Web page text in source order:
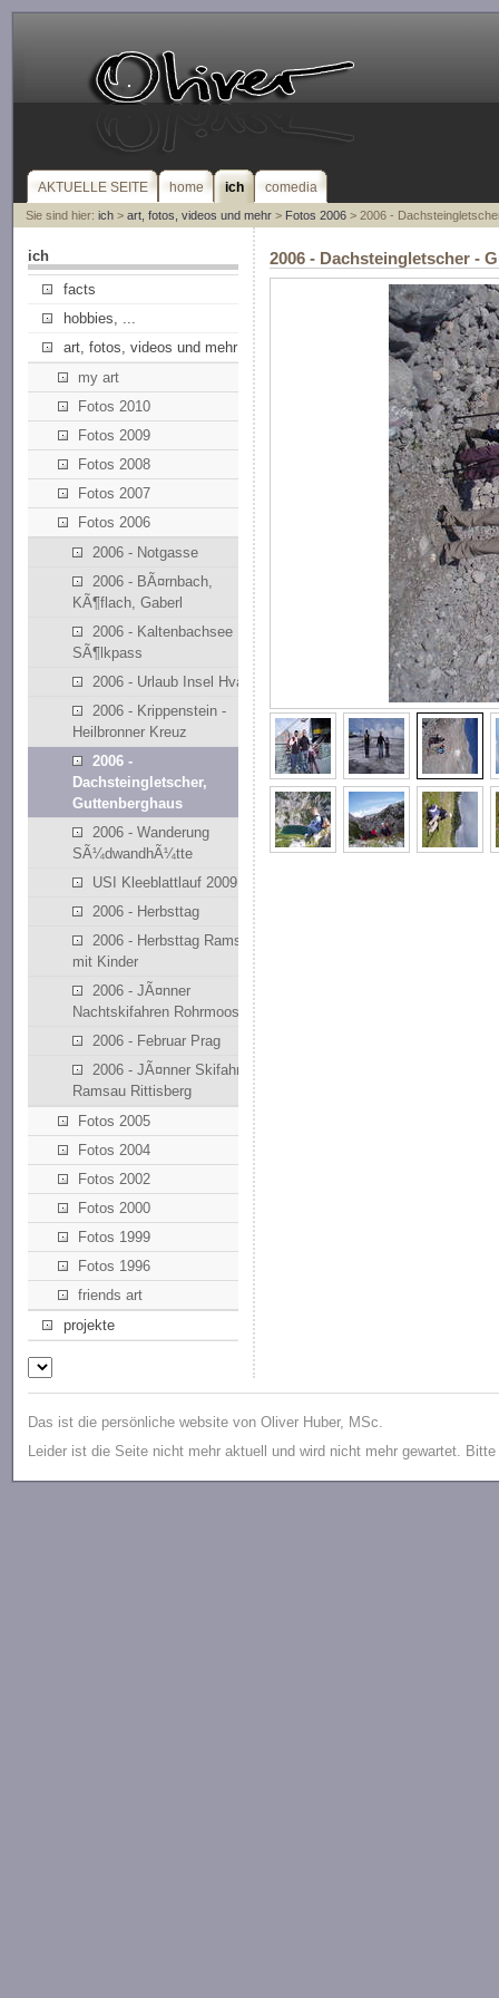
AKTUELLE SEITE home ich comedia
Sie sind hier: ich> art, fotos, videos und mehr> Fotos 2006> 2006 -
ich
facts
hobbies, ...
art, fotos, videos und mehr
my art
Fotos 2010
Fotos 2009
Fotos 2008
Fotos 2007
Fotos 2006
2006 - Notgasse
2006 - BÃ¤rnbach,
KÃ¶flach, Gaberl
2006 - Kaltenbachsee
SÃ¶lkpass
2006 - Urlaub Insel Hvar
2006 - Krippenstein -
Heilbronner Kreuz
2006 -
Dachsteingletscher,
Guttenberghaus
2006 - Wanderung
SÃ¼dwandhÃ¼tte
USI Kleeblattlauf 2009
2006 - Herbsttag
2006 - Herbsttag Ramsau
mit Kinder
2006 - JÃ¤nner
Nachtskifahren Rohrmoos
2006 - Februar Prag
2006 - JÃ¤nner Skifahren
Ramsau Rittisberg
Fotos 2005
Fotos 2004
Fotos 2002
Fotos 2000
Fotos 1999
Fotos 1996
friends art
projekte
2006 - Dachsteingletscher -
Das ist die persönliche website von Oliver Huber, MSc.
Leider ist die Seite nicht mehr aktuell und wird nicht mehr gewartet.